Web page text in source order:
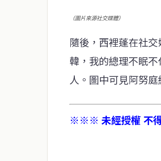
（圖片來源社交媒體）
隨後，西裡蓬在社
韓，我的總理不眠
人。圖中可見阿努
※※※ 未經授權 不